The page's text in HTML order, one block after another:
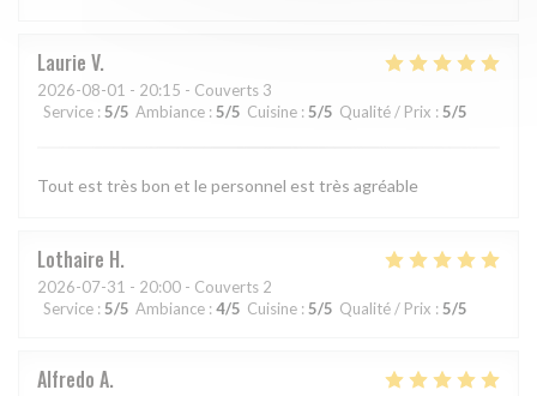
Laurie V
2026-08-01 - 20:15 - Couverts 3
Service : 5/5 Ambiance : 5/5 Cuisine : 5/5 Qualité / Prix : 5/5
Tout est très bon et le personnel est très agréable
Lothaire H
2026-07-31 - 20:00 - Couverts 2
Service : 5/5 Ambiance : 4/5 Cuisine : 5/5 Qualité / Prix : 5/5
Alfredo A